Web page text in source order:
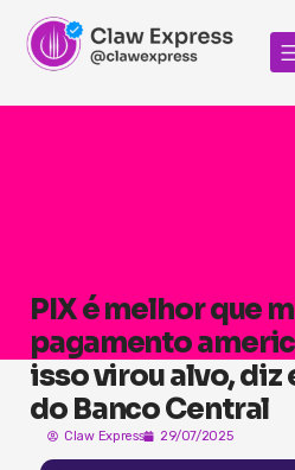
PIX é melhor que
pagamento
isso virou alvo,
do Banco Central
Claw Express 29/07/2025